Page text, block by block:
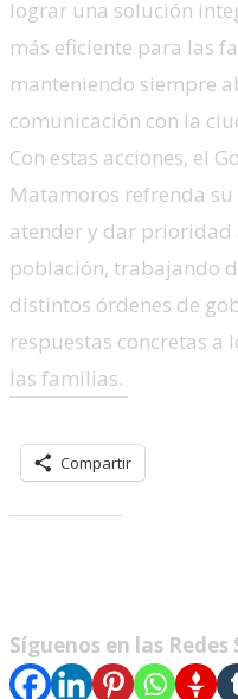
lograr una solución
más eficiente para las
manteniendo siempre
comunicación con la
Con estas acciones, el
Matamoros refrenda
atender y dar prioridad
población, trabajando
distintos órdenes de
respuestas concretas a
las familias.
Compartir
Síguenos en las Redes